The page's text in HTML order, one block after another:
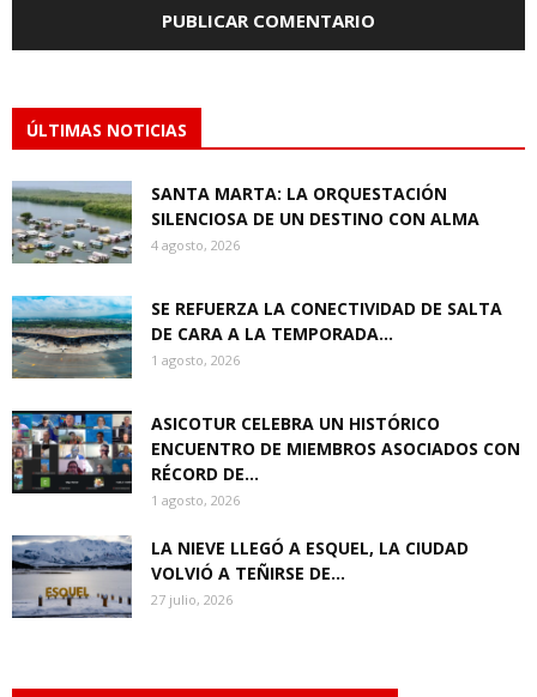
ÚLTIMAS NOTICIAS
SANTA MARTA: LA ORQUESTACIÓN
SILENCIOSA DE UN DESTINO CON ALMA
4 agosto, 2026
SE REFUERZA LA CONECTIVIDAD DE SALTA
DE CARA A LA TEMPORADA...
1 agosto, 2026
ASICOTUR CELEBRA UN HISTÓRICO
ENCUENTRO DE MIEMBROS ASOCIADOS CON
RÉCORD DE...
1 agosto, 2026
LA NIEVE LLEGÓ A ESQUEL, LA CIUDAD
VOLVIÓ A TEÑIRSE DE...
27 julio, 2026